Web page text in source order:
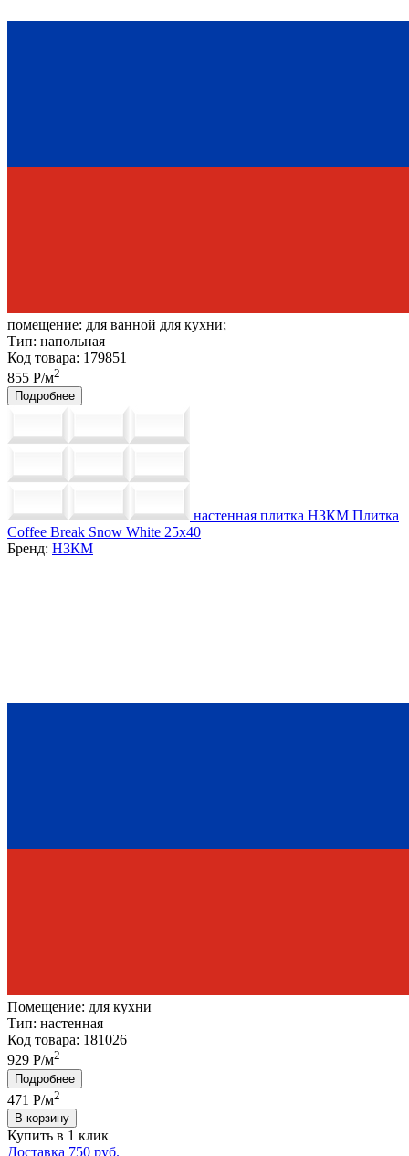
помещение: для ванной для кухни;
Тип: напольная
Код товара: 179851
855 Р/м2
Подробнее
настенная плитка НЗКМ Плитка
Coffee Break Snow White 25x40
Бренд: НЗКМ
Помещение: для кухни
Тип: настенная
Код товара: 181026
929 Р/м2
Подробнее
471 Р/м2
В корзину
Купить в 1 клик
Доставка 750 руб.